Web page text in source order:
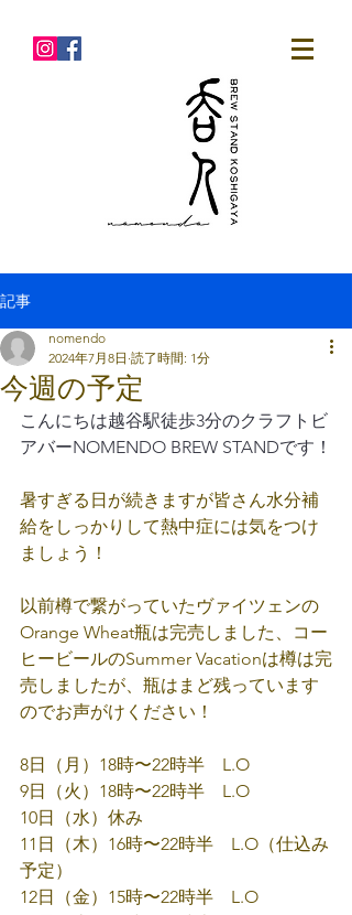
記事
今週の予定
nomendo
2024年7月8日 読了時間: 1分
こんにちは越谷駅徒歩3分のクラフトビ
アバーNOMENDO BREW STANDです！
暑すぎる日が続きますが皆さん水分補
給をしっかりして熱中症には気をつけ
ましょう！
以前樽で繋がっていたヴァイツェンの
Orange Wheat瓶は完売しました、コー
ヒービールのSummer Vacationは樽は完
売しましたが、瓶はまど残っています
のでお声がけください！
8日（月）18時〜22時半　L.O
9日（火）18時〜22時半　L.O
10日（水）休み
11日（木）16時〜22時半　L.O（仕込み
予定）
12日（金）15時〜22時半　L.O